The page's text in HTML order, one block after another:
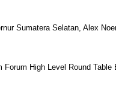
Sumatera Selatan, Alex
High Level Round